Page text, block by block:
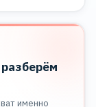
именно